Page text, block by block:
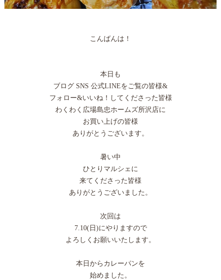
こんばんは！
本日も
ブログ SNS 公式LINEをご覧の皆様&
フォロー&いいね！してくださった皆様
わくわく広場島忠ホームズ所沢店に
お買い上げの皆様
ありがとうございます。
暑い中
ひとりマルシェに
来てくださった皆様
ありがとうございました。
次回は
7.10(日)にやりますので
よろしくお願いいたします。
本日からカレーパンを
始めました。